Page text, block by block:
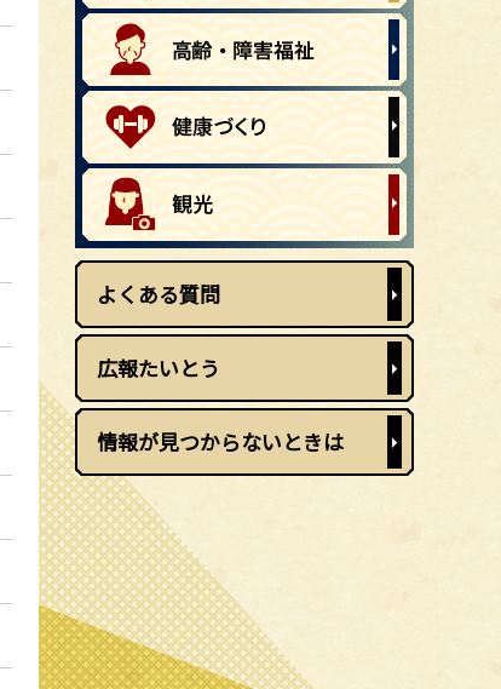
よくある質問
広報たいとう
情報が見つからないときは